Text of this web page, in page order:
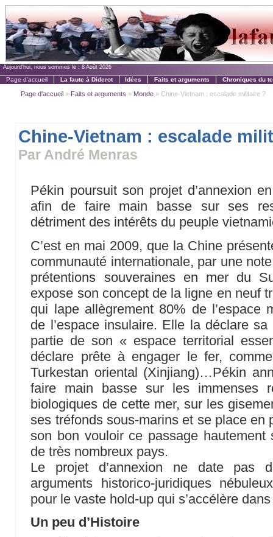
Aujourd'hui, nous sommes le : 8 Août 2026
Page d'accueil La faute à Diderot Idées Faits et arguments Chroniques du
Page d'accueil » Faits et arguments » Monde » Chine-Vietnam : escalade militaire ?
Chine-Vietnam : escalade
Par André Menras
Pékin poursuit son projet d’annexion
afin de faire main basse sur ses
détriment des intérêts du peuple
C’est en mai 2009, que la Chine
communauté internationale, par une
prétentions souveraines en mer du
expose son concept de la ligne en neuf
qui lape allègrement 80% de l’espace
de l’espace insulaire. Elle la déclare
partie de son « espace territorial
déclare prête à engager le fer,
Turkestan oriental (Xinjiang)…Pékin
faire main basse sur les immenses
biologiques de cette mer, sur les
ses tréfonds sous-marins et se place en
son bon vouloir ce passage hautement
de très nombreux pays.
Le projet d’annexion ne date pas
arguments historico-juridiques
pour le vaste hold-up qui s’accélère
Un peu d’Histoire